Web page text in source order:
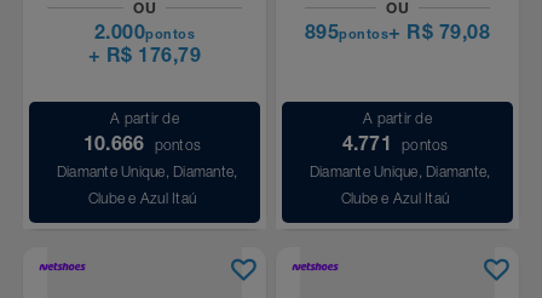
OU
2.000pontos
+ R$ 176,79
A partir de
10.666
pontos
Diamante Unique, Diamante,
Clube e Azul Itaú
OU
895pontos+ R$ 79,08
A partir de
4.771
pontos
Diamante Unique, Diamante,
Clube e Azul Itaú